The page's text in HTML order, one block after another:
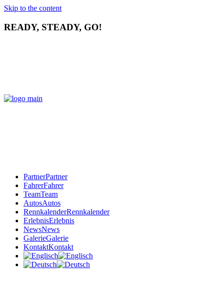
Skip to the content
READY, STEADY, GO!
PartnerPartner
FahrerFahrer
TeamTeam
AutosAutos
RennkalenderRennkalender
ErlebnisErlebnis
NewsNews
GalerieGalerie
KontaktKontakt